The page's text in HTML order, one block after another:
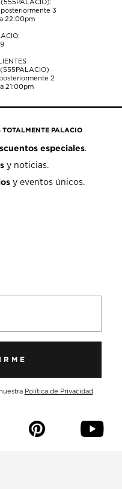
(555PALACIO):
3
22:00pm
2
21:00pm
PALACIO
especiales.
y noticias.
y eventos únicos.
Política de Privacidad
p y